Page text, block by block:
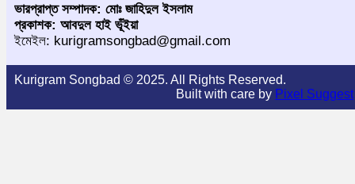
ভারপ্রাপ্ত সম্পাদক: মোঃ জাহিদুল ইসলাম
প্রকাশক: আবদুল হাই ভূঁইয়া
ইমেইল: kurigramsongbad@gmail.com
Kurigram Songbad © 2025. All Rights Reserved.
Built with care by Pixel Suggest